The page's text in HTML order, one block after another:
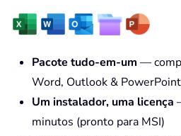
Pacote tudo-em-um —
Word, Outlook &
Um instalador, uma licença
minutos (pronto para MSI)